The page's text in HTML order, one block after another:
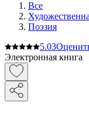
Все
Поэзия
5.03
Электронная книга